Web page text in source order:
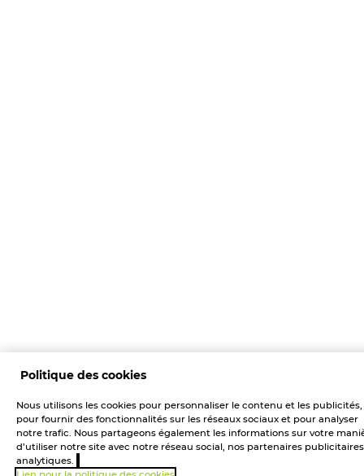
Politique des cookies
Nous utilisons les cookies pour personnaliser le contenu et les publicités,
pour fournir des fonctionnalités sur les réseaux sociaux et pour analyser
notre trafic. Nous partageons également les informations sur votre
d’utiliser notre site avec notre réseau social, nos partenaires
analytiques.